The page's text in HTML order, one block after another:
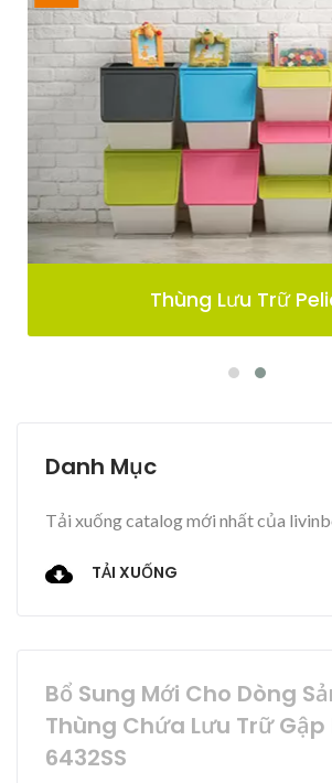
Thùng Lưu Trữ
Danh Mục
Tải xuống catalog mới nhất của
TẢI XUỐNG
Bổ Sung Mới Cho Dòng
Thùng Chứa Lưu Trữ Gập
6432SS